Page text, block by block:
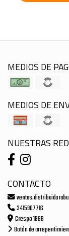
MEDIOS DE
MEDIOS DE
NUESTRAS
CONTACTO
3415907716
Crespo 1866
Botón de